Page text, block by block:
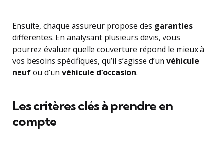
Ensuite, chaque assureur propose des garanties
différentes. En analysant plusieurs devis, vous
pourrez évaluer quelle couverture répond le mieux à
vos besoins spécifiques, qu’il s’agisse d’un véhicule
neufou d’un véhicule d’occasion.
Les critères clés à prendre en
compte